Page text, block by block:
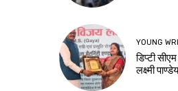
YOUNG
डिप्टी
लक्ष्मी